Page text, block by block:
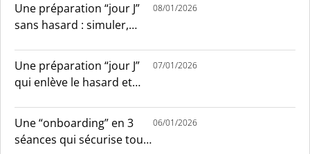
Une préparation “jour J”
sans hasard : simuler,
08/01/2026
Une préparation “jour J”
qui enlève le hasard et
07/01/2026
Une “onboarding” en 3
séances qui sécurise tout
06/01/2026